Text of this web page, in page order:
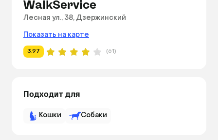
WalkService
Лесная ул., 38, Дзержинский
Показать на карте
3.97 (61)
Подходит для
Кошки Собаки